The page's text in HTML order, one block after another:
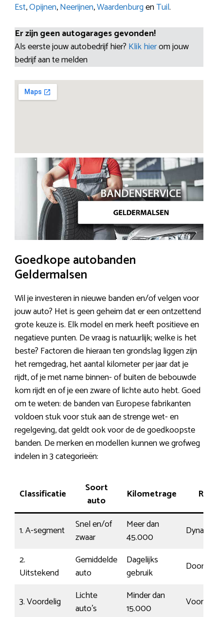
Est,Opijnen,Neerijnen,WaardenburgenTuil.
Er zijn geen autogarages gevonden!
Als eerste jouw autobedrijf hier? Klik hierom jouw
bedrijf aan te melden
Goedkope autobanden
Geldermalsen
Wil je investeren in nieuwe banden en/of velgen voor
jouw auto? Het is geen geheim dat er een ontzettend
grote keuze is. Elk model en merk heeft positieve en
negatieve punten. De vraag is natuurlijk; welke is het
beste? Factoren die hieraan ten grondslag liggen zijn
het remgedrag, het aantal kilometer per jaar dat je
rijdt, of je met name binnen- of buiten de bebouwde
kom rijdt en of je een zware of lichte auto hebt. Goed
om te weten: de banden van Europese fabrikanten
voldoen stuk voor stuk aan de strenge wet- en
regelgeving, dat geldt ook voor de de goedkoopste
banden. De merken en modellen kunnen we grofweg
indelen in 3 categorieën:
Classificatie
Soort
auto
Kilometrage
1. A-segment
Snel en/of
zwaar
Meer dan
45.000
2.
Uitstekend
Gemiddelde
auto
Dagelijks
gebruik
3. Voordelig
Lichte
auto’s
Minder dan
15.000